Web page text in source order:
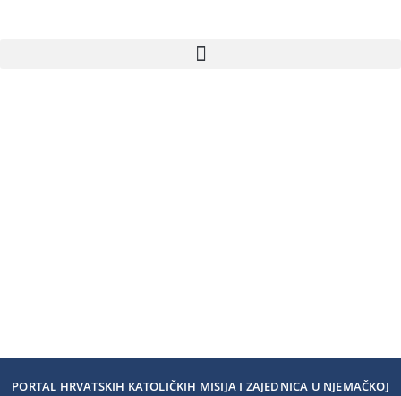
PORTAL HRVATSKIH KATOLIČKIH MISIJA I ZAJEDNICA U NJEMAČKOJ